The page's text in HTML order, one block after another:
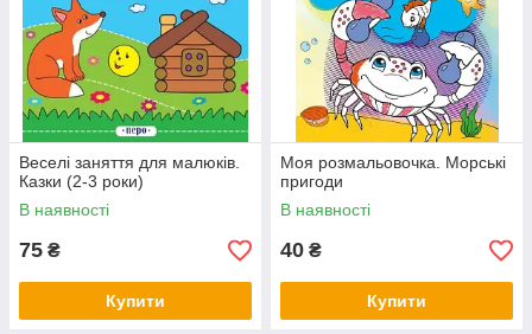
Веселі заняття для малюків.
Казки (2-3 роки)
В наявності
75 ₴
Купити
Моя розмальовочка. Морські
пригоди
В наявності
40 ₴
Купити